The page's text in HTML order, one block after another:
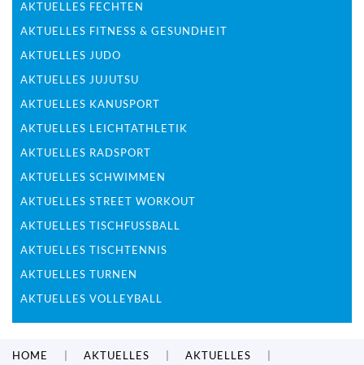
AKTUELLES FECHTEN
AKTUELLES FITNESS & GESUNDHEIT
AKTUELLES JUDO
AKTUELLES JUJUTSU
AKTUELLES KANUSPORT
AKTUELLES LEICHTATHLETIK
AKTUELLES RADSPORT
AKTUELLES SCHWIMMEN
AKTUELLES STREET WORKOUT
AKTUELLES TISCHFUSSBALL
AKTUELLES TISCHTENNIS
AKTUELLES TURNEN
AKTUELLES VOLLEYBALL
HOME AKTUELLES
AKTUELLES